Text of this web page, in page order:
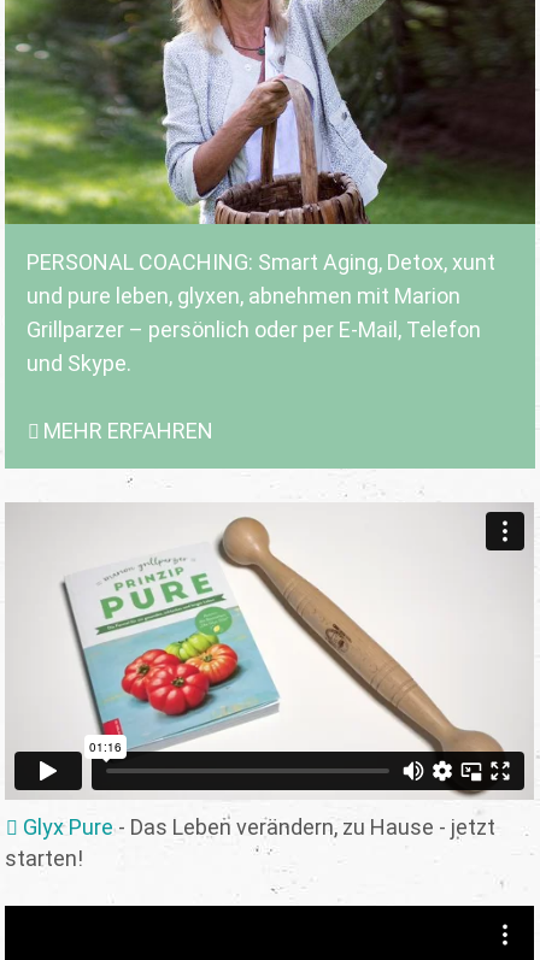
PERSONAL COACHING: Smart Aging, Detox, xunt
und pure leben, glyxen, abnehmen mit Marion
Grillparzer – persönlich oder per E-Mail, Telefon
und Skype.
MEHR ERFAHREN
Glyx Pure- Das Leben verändern, zu Hause - jetzt
starten!